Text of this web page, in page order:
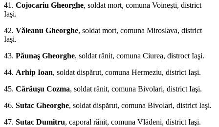
41. Cojocariu Gheorghe, soldat mort, comuna Voineşti, district
Iaşi.
42. Văleanu Gheorghe, soldat mort, co­muna Miroslava, district
Iaşi.
43. Păunaş Gheorghe, soldat rănit, comuna Ciurea, distroct Iaşi.
44. Arhip Ioan, soldat dispărut, comuna Hermeziu, district Iaşi.
45. Cărăuşu Cozma, soldat rănit, comuna Bivolari, district Iaşi.
46. Sutac Gheorghe, soldat dispărut, comuna Bivo­lari, district Iaşi.
47. Sutac Dumitru, caporal rănit, comuna Vlădeni, district Iaşi.